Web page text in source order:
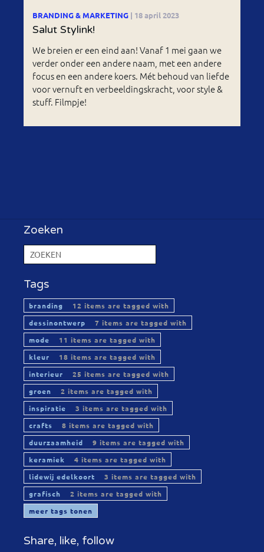
BRANDING & MARKETING | 18 april 2023
Salut Stylink!
We breien er een eind aan! Vanaf 1 mei gaan we
verder onder een andere naam, met een andere
focus en een andere koers. Mét behoud van liefde
voor vernuft en verbeeldingskracht, voor style &
stuff. Filmpje!
Zoeken
Tags
branding
12 items are tagged with
dessinontwerp
7 items are tagged with
mode
11 items are tagged with
kleur
18 items are tagged with
interieur
25 items are tagged with
groen
2 items are tagged with
inspiratie
3 items are tagged with
crafts
8 items are tagged with
duurzaamheid
9 items are tagged with
keramiek
4 items are tagged with
lidewij edelkoort
3 items are tagged with
grafisch
2 items are tagged with
meer tags tonen
Share, like, follow